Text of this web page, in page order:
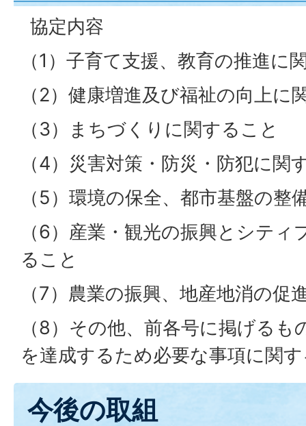
協定内容
（1）子育て支援、教育の推進に
（2）健康増進及び福祉の向上に
（3）まちづくりに関すること
（4）災害対策・防災・防犯に関
（5）環境の保全、都市基盤の整
（6）産業・観光の振興とシテ
ること
（7）農業の振興、地産地消の促
（8）その他、前各号に掲げる
を達成するため必要な事項に関
今後の取組